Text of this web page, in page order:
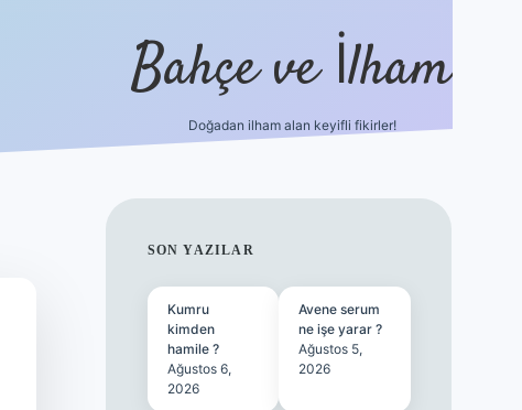
Bahçe ve İlham
Doğadan ilham alan keyifli fikirler!
SIDEBAR
SON YAZILAR
Kumru
kimden
hamile ?
Ağustos 6,
2026
Avene serum
ne işe yarar ?
Ağustos 5,
2026
ilbet yeni giriş betexper